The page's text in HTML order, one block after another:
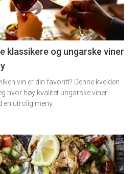
klassikere og ungarske viner
vin er din favoritt? Denne kvelden
hvor høy kvalitet ungarske viner
utrolig meny.